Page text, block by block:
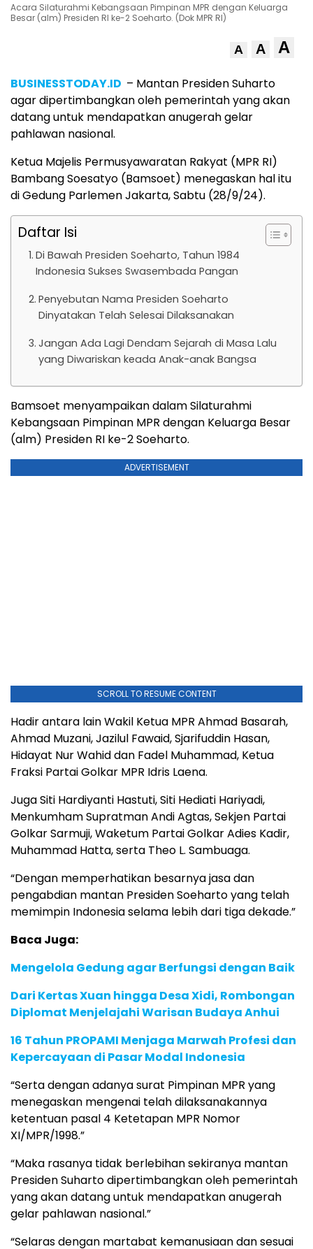
Acara Silaturahmi Kebangsaan Pimpinan MPR dengan Keluarga
Besar (alm) Presiden RI ke-2 Soeharto. (Dok MPR RI)
A A A
BUSINESSTODAY.ID – Mantan Presiden Suharto
agar dipertimbangkan oleh pemerintah yang akan
datang untuk mendapatkan anugerah gelar
pahlawan nasional.
Ketua Majelis Permusyawaratan Rakyat (MPR RI)
Bambang Soesatyo (Bamsoet) menegaskan hal itu
di Gedung Parlemen Jakarta, Sabtu (28/9/24).
Daftar Isi
Di Bawah Presiden Soeharto, Tahun 1984
Indonesia Sukses Swasembada Pangan
Penyebutan Nama Presiden Soeharto
Dinyatakan Telah Selesai Dilaksanakan
Jangan Ada Lagi Dendam Sejarah di Masa Lalu
yang Diwariskan keada Anak-anak Bangsa
Bamsoet menyampaikan dalam Silaturahmi
Kebangsaan Pimpinan MPR dengan Keluarga Besar
(alm) Presiden RI ke-2 Soeharto.
ADVERTISEMENT
SCROLL TO RESUME CONTENT
Hadir antara lain Wakil Ketua MPR Ahmad Basarah,
Ahmad Muzani, Jazilul Fawaid, Sjarifuddin Hasan,
Hidayat Nur Wahid dan Fadel Muhammad, Ketua
Fraksi Partai Golkar MPR Idris Laena.
Juga Siti Hardiyanti Hastuti, Siti Hediati Hariyadi,
Menkumham Supratman Andi Agtas, Sekjen Partai
Golkar Sarmuji, Waketum Partai Golkar Adies Kadir,
Muhammad Hatta, serta Theo L. Sambuaga.
“Dengan memperhatikan besarnya jasa dan
pengabdian mantan Presiden Soeharto yang telah
memimpin Indonesia selama lebih dari tiga dekade.”
Baca Juga:
Mengelola Gedung agar Berfungsi dengan Baik
Dari Kertas Xuan hingga Desa Xidi, Rombongan
Diplomat Menjelajahi Warisan Budaya Anhui
16 Tahun PROPAMI Menjaga Marwah Profesi dan
Kepercayaan di Pasar Modal Indonesia
“Serta dengan adanya surat Pimpinan MPR yang
menegaskan mengenai telah dilaksanakannya
ketentuan pasal 4 Ketetapan MPR Nomor
XI/MPR/1998.”
“Maka rasanya tidak berlebihan sekiranya mantan
Presiden Suharto dipertimbangkan oleh pemerintah
yang akan datang untuk mendapatkan anugerah
gelar pahlawan nasional.”
“Selaras dengan martabat kemanusiaan dan sesuai